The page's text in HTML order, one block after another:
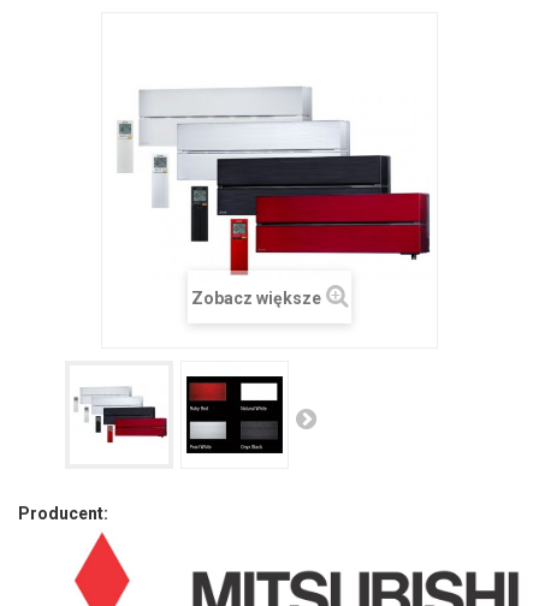
Zobacz większe
Producent: